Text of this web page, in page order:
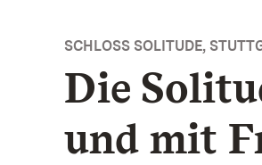
SCHLOSS SOLITUDE,
Die
und mit